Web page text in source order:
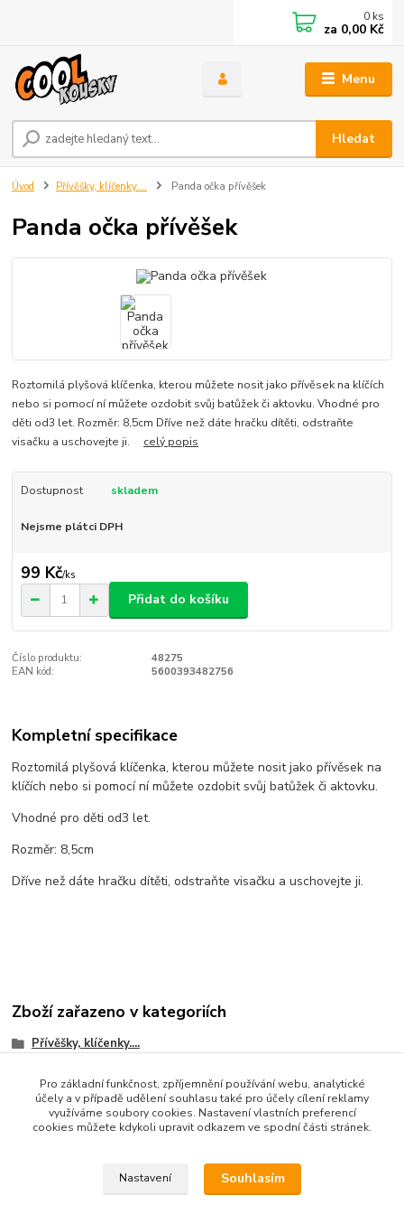
Menu
Hledat
0 ks
za 0,00 Kč
Úvod Přívěšky, klíčenky.... Panda očka přívěšek
Panda očka přívěšek
Roztomilá plyšová klíčenka, kterou můžete nosit jako přívěsek na klíčích
nebo si pomocí ní můžete ozdobit svůj batůžek či aktovku. Vhodné pro
děti od3 let. Rozměr: 8,5cm Dříve než dáte hračku dítěti, odstraňte
visačku a uschovejte ji. celý popis
Dostupnost skladem
Nejsme plátci DPH
99 Kč/ks
Přidat do košíku
Číslo produktu:
48275
EAN kód:
5600393482756
Kompletní specifikace
Roztomilá plyšová klíčenka, kterou můžete nosit jako přívěsek na
klíčích nebo si pomocí ní můžete ozdobit svůj batůžek či aktovku.
Vhodné pro děti od3 let.
Rozměr: 8,5cm
Dříve než dáte hračku dítěti, odstraňte visačku a uschovejte ji.
Zboží zařazeno v kategoriích
Přívěšky, klíčenky....
Pro základní funkčnost, zpříjemnění používání webu, analytické
účely a v případě udělení souhlasu také pro účely cílení reklamy
využíváme soubory cookies. Nastavení vlastních preferencí
cookies můžete kdykoli upravit odkazem ve spodní části stránek.
Nastavení Souhlasím